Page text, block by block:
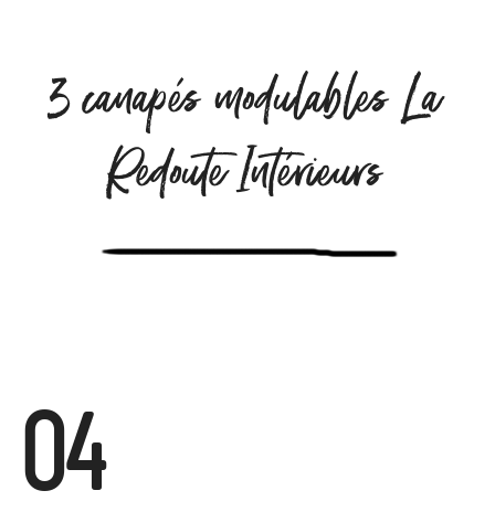
3 canapés modulables La
Redoute Intérieurs
04